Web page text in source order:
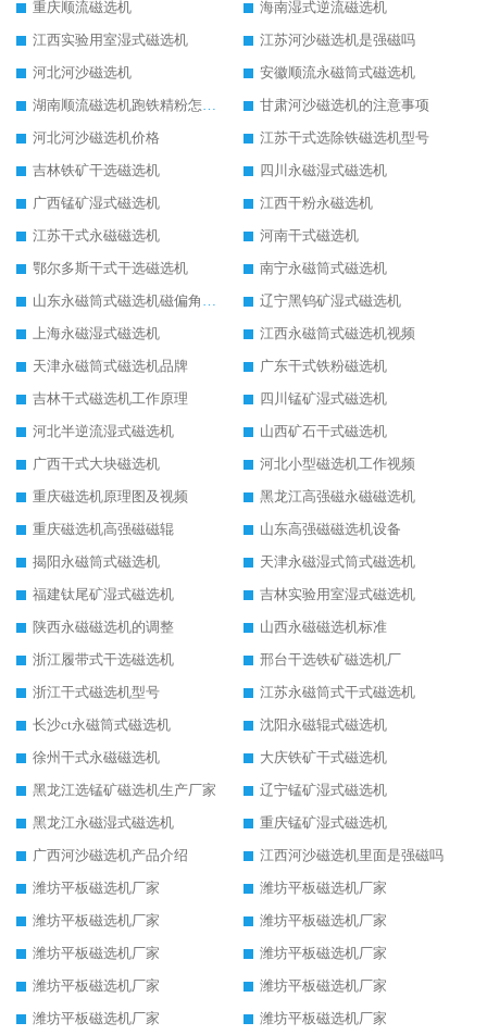
重庆顺流磁选机
海南湿式逆流磁选机
江西实验用室湿式磁选机
江苏河沙磁选机是强磁吗
河北河沙磁选机
安徽顺流永磁筒式磁选机
湖南顺流磁选机跑铁精粉怎么处理
甘肃河沙磁选机的注意事项
河北河沙磁选机价格
江苏干式选除铁磁选机型号
吉林铁矿干选磁选机
四川永磁湿式磁选机
广西锰矿湿式磁选机
江西干粉永磁选机
江苏干式永磁磁选机
河南干式磁选机
鄂尔多斯干式干选磁选机
南宁永磁筒式磁选机
山东永磁筒式磁选机磁偏角怎么调整
辽宁黑钨矿湿式磁选机
上海永磁湿式磁选机
江西永磁筒式磁选机视频
天津永磁筒式磁选机品牌
广东干式铁粉磁选机
吉林干式磁选机工作原理
四川锰矿湿式磁选机
河北半逆流湿式磁选机
山西矿石干式磁选机
广西干式大块磁选机
河北小型磁选机工作视频
重庆磁选机原理图及视频
黑龙江高强磁永磁磁选机
重庆磁选机高强磁磁辊
山东高强磁磁选机设备
揭阳永磁筒式磁选机
天津永磁湿式筒式磁选机
福建钛尾矿湿式磁选机
吉林实验用室湿式磁选机
陕西永磁磁选机的调整
山西永磁磁选机标准
浙江履带式干选磁选机
邢台干选铁矿磁选机厂
浙江干式磁选机型号
江苏永磁筒式干式磁选机
长沙ct永磁筒式磁选机
沈阳永磁辊式磁选机
徐州干式永磁磁选机
大庆铁矿干式磁选机
黑龙江选锰矿磁选机生产厂家
辽宁锰矿湿式磁选机
黑龙江永磁湿式磁选机
重庆锰矿湿式磁选机
广西河沙磁选机产品介绍
江西河沙磁选机里面是强磁吗
潍坊平板磁选机厂家
潍坊平板磁选机厂家
潍坊平板磁选机厂家
潍坊平板磁选机厂家
潍坊平板磁选机厂家
潍坊平板磁选机厂家
潍坊平板磁选机厂家
潍坊平板磁选机厂家
潍坊平板磁选机厂家
潍坊平板磁选机厂家